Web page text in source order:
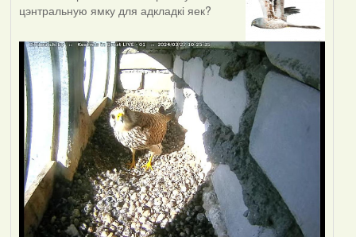
цэнтральную ямку для адкладкі яек?